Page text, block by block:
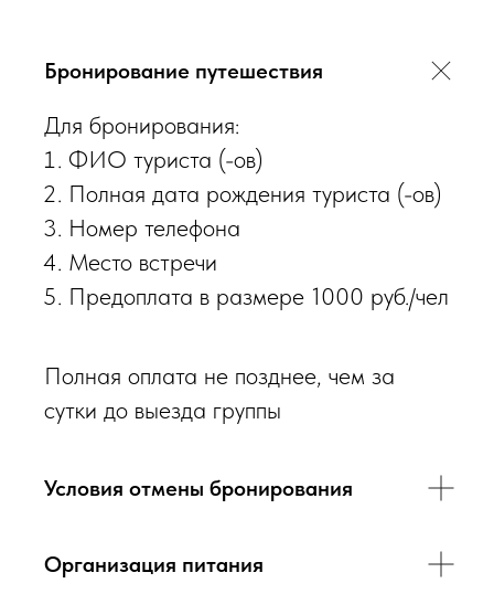
Бронирование путешествия
Для бронирования:
ФИО туриста (-ов)
Полная дата рождения туриста (-ов)
Номер телефона
Место встречи
Предоплата в размере 1000 руб./чел
Полная оплата не позднее, чем за
сутки до выезда группы
Условия отмены бронирования
Организация питания